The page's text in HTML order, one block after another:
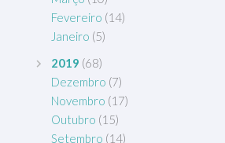
Fevereiro (14)
Janeiro (5)
2019 (68)
Dezembro (7)
Novembro (17)
Outubro (15)
Setembro (14)